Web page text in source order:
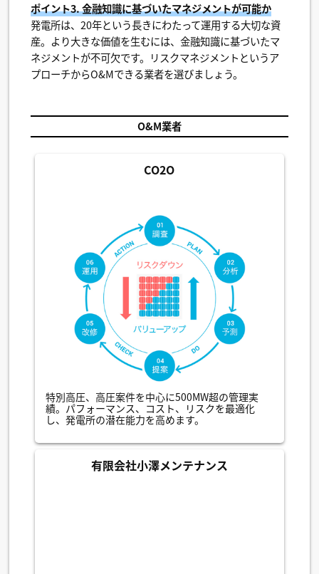
ポイント3. 金融知識に基づいたマネジメントが可能か
発電所は、20年という長きにわたって運用する大切な資
産。より大きな価値を生むには、金融知識に基づいたマ
ネジメントが不可欠です。リスクマネジメントというア
プローチからO&Mできる業者を選びましょう。
O&M業者
CO2O
特別高圧、高圧案件を中心に500MW超の管理実
績。パフォーマンス、コスト、リスクを最適化
し、発電所の潜在能力を高めます。
有限会社小澤メンテナンス